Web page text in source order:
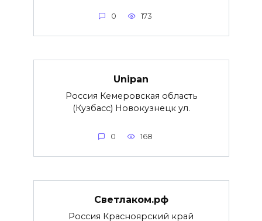
0 173
Unipan
Россия Кемеровская область
(Кузбасс) Новокузнецк ул.
0 168
Светлаком.рф
Россия Красноярский край